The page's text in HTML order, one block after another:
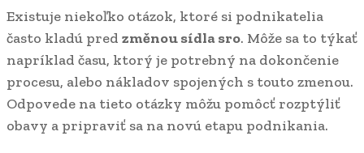
Existuje niekoľko otázok, ktoré si podnikatelia
často kladú pred změnou sídla sro. Môže sa to týkať
napríklad času, ktorý je potrebný na dokončenie
procesu, alebo nákladov spojených s touto zmenou.
Odpovede na tieto otázky môžu pomôcť rozptýliť
obavy a pripraviť sa na novú etapu podnikania.